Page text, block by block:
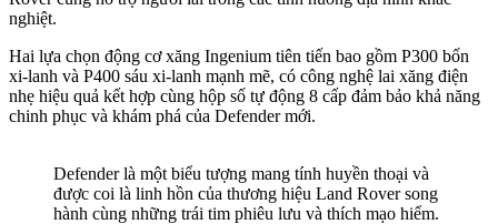
nghiệt.
Hai lựa chọn động cơ xăng Ingenium tiên tiến bao gồm P300 bốn
xi-lanh và P400 sáu xi-lanh mạnh mẽ, có công nghệ lai xăng điện
nhẹ hiệu quả kết hợp cùng hộp số tự động 8 cấp đảm bảo khả năng
chinh phục và khám phá của Defender mới.
Defender là một biểu tượng mang tính huyền thoại và
được coi là linh hồn của thương hiệu Land Rover song
hành cùng những trái tim phiêu lưu và thích mạo hiểm.